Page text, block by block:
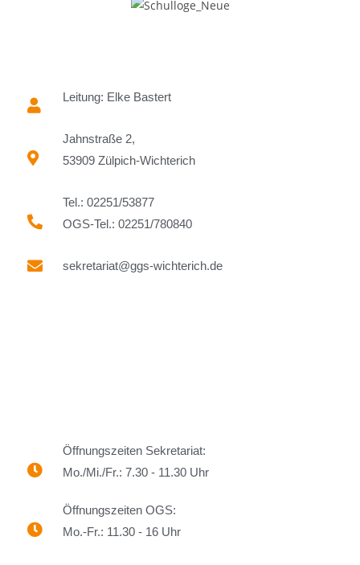
Leitung: Elke Bastert
Jahnstraße 2,
53909 Zülpich-Wichterich
Tel.: 02251/53877
OGS-Tel.: 02251/780840
sekretariat@ggs-wichterich.de
Öffnungszeiten Sekretariat:
Mo./Mi./Fr.: 7.30 - 11.30 Uhr
Öffnungszeiten OGS:
Mo.-Fr.: 11.30 - 16 Uhr